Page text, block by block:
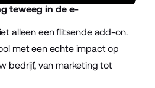
teweeg in de e-
alleen een flitsende add-on.
met een echte impact op
bedrijf, van marketing tot